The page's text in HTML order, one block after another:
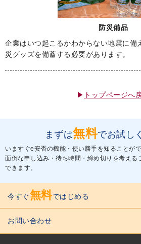
防災備品
企業はいつ起こるかわからない地震に備
災グッズを備蓄する必要があります。
トップページへ
まずは無料でお試し
いますぐe安否の機能・使い勝手を知ることがで
面倒な申し込み・待ち時間・締め切りを考える
できます。
今すぐ無料ではじめる
お問い合わせ